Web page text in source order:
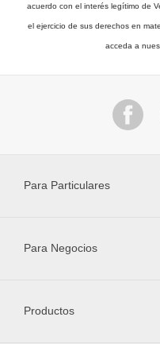
acuerdo con el interés legítimo de
el ejercicio de sus derechos en
acceda a
Para Particulares
Para Negocios
Productos